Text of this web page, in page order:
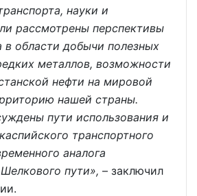
науки и
рассмотрены перспективы
в области добычи полезных
металлов, возможности
нефти на мировой
нашей страны.
пути использования и
транспортного
аналога
пути», – заключил